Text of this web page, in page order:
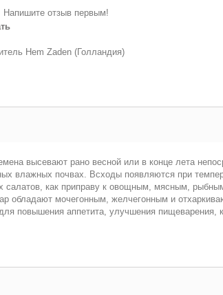
Напишите отзыв первым!
Hem Zaden (Голландия)
высевают рано весной или в конце лета
влажных почвах. Всходы появляются при
салатов, как приправу к овощным, мясным,
обладают мочегонным, желчегонным и
повышения аппетита, улучшения пищеварения,